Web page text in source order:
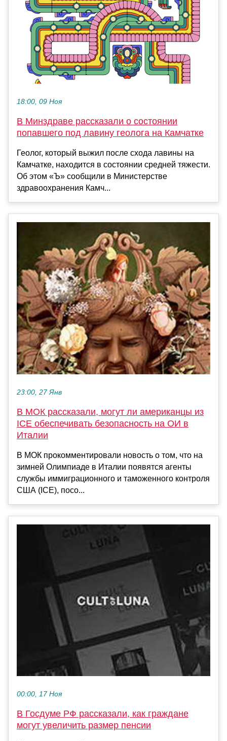
18:00, 09 Ноя
В Минздраве рассказали о состоянии
попавшего под лавину геолога на Камчатке
Геолог, который выжил после схода лавины на
Камчатке, находится в состоянии средней тяжести.
Об этом «Ъ» сообщили в Министерстве
здравоохранения Камч...
23:00, 27 Янв
В МОК рассказали, могут ли американцы из
ICE обеспечивать безопасность на ОИ в
Италии
В МОК прокомментировали новость о том, что на
зимней Олимпиаде в Италии появятся агенты
службы иммиграционного и таможенного контроля
США (ICE), посо...
00:00, 17 Ноя
В Госдуме РФ рассказали, как граждане
могут увеличить размер пенсии